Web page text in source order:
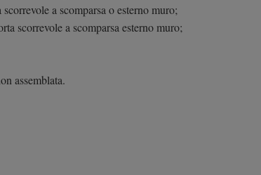
a scomparsa o esterno muro;
scorrevole a scomparsa esterno muro;
assemblata.